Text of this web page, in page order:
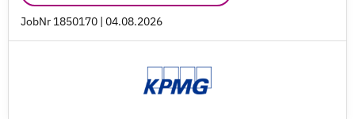
JobNr 1850170 | 04.08.2026